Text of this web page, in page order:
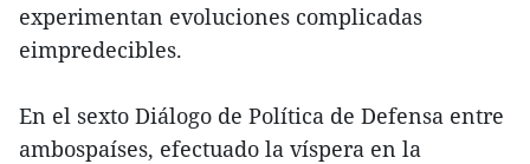
experimentan evoluciones complicadas
eimpredecibles.
En el sexto Diálogo de Política de Defensa entre
ambospaíses, efectuado la víspera en la